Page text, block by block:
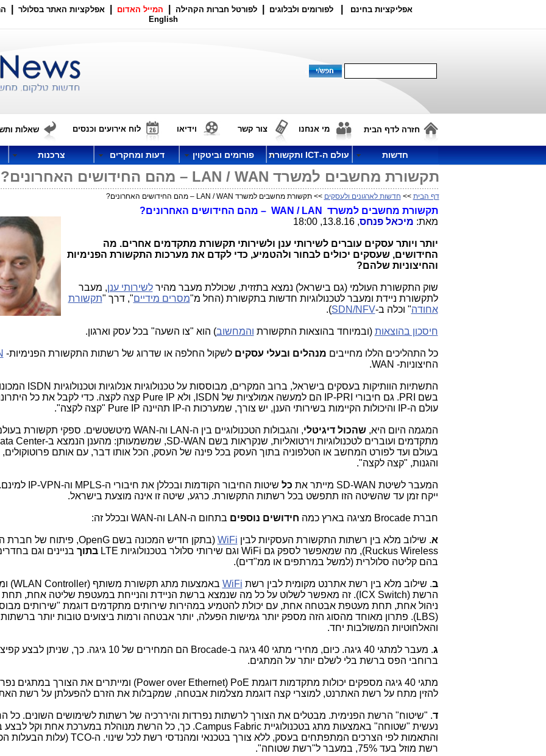
אפליקציות בחינם לפורומים ולבלוגים לפורטל חברות הקהילה המייל האדום אפלקציות האתר בסלולר
English
חזרה לדף הבית מי אנחנו צור קשר וידיאו לוח אירועים וכנסים שאלות
חדשות עולם ה-ICT ותקשורת פורומים וביטקוין דעות ומחקרים צרכנות
תקשורת מחשבים למשרד LAN / WAN – מהם החידושים האחרונים?
דף הבית >> חדשות לארגונים ולעסקים >> תקשורת מחשבים למשרד LAN / WAN – מהם החידושים האחרונים?
תקשורת מחשבים למשרד LAN
/
WAN – מהם החידושים האחרונים?
מאת: מיכאל פנחס, 13.8.16, 18:00
יותר ויותר עסקים עוברים לשירותי ענן ולשירותי תקשורת מתקדמים אחרים. מה
החידושים, שעסקים יכולים לבחור ולהטמיע, כדי לקדם את מערכות התקשורת הפנימיות
והחיצוניות שלהם?
שוק התקשורת העולמי (גם בישראל) נמצא בתזזית, שכוללת מעבר מהירלשירותי ענן, מעבר
לתקשורת ניידת ומעבר לטכנולוגיות חדשות בתקשורת (החל מ"מסרים מידיים", דרך "תקשורת
אחודה" וכלה ב-SDN/NFV
).
חיסכון בהוצאות (ובמיוחד בהוצאות התקשורת והמחשוב) הוא "צו השעה" בכל עסק וארגון.
כל התהליכים הללו מחייבים מנהלים ובעלי עסקים לשקול החלפה או שדרוג של רשתות התקשורת הפנימיות-
החיצוניות- WAN
.
התשתיות הוותיקות בעסקים בישראל, ברוב המקרים, מבוססות על טכנולוגיות אנלוגיות וטכנולוגיות ISDN
בשם PRI. גם חיבורי IP-PRI הם למעשה אמולציות של ISDN , ולא Pure IP קצה לקצה. כדי לקבל את כל
עולם ה-IP והיכולות הקיימות בשירותי הענן, יש צורך, שמערכות ה-IP תהיינה Pure IP "קצה לקצה".
המגמה היום היא,שהכול דיגיטלי, והגבולות הטכנולוגיים בין ה-LAN וה-WAN מיטשטשים. ספקי תקשורת
מתקדמים ועוברים לטכנולוגיות וירטואליות, שנקראות בשם SD-WAN, שמשמעותן: מהענן הנמצא ב-Center
בעולם ועד לפורט המחשב או הטלפוניה בתוך העסק בכל פינה של העסק, הכל אותו דבר, עם אותם פרוטוקולים,
והגנות, "קצה לקצה".
המעבר לשיטת SD-WAN מייתר את כל שיטות החיבור הקודמות ובכללן את חיבורי ה-MPLS וה-IP-VPN
ייקח זמן עד שהשיטה הזו תתפשט בכל רשתות התקשורת. כרגע, שיטה זו אינה מוצעת בישראל.
חברתBrocade מציגה בארץ כמה חידושים נוספים בתחום ה-LAN וה-WAN ובכלל זה:
א. שילוב מלא בין רשתות התקשורת העסקיות לבין WiFi (בתקן חדיש המכונה בשםOpenG, פיתוח של חברת
Ruckus Wireless), מה שמאפשר לספק גם WiFi וגם שירותי סלולר בטכנולוגיות LTE בתוך בניינים וגם
בהם קליטה סלולרית (למשל במרתפים או ממ"דים).
ב. שילוב מלא בין רשת אתרנט מקומית לבין רשת WiFi באמצעות מתג תקשורת משותף (WLAN Controller
)
הרשת (ICX Switch). זה מאפשר לשלוט על כל מה שנמצא ברשת הניידת והנייחת במעטפת שליטה אחת, תחת
ניהול אחת, תחת מעטפת אבטחה אחת, עם יכולת להטמיע במהירות שירותים מתקדמים דוגמת "שירותים
(
LBS). פתרון מאוחד מהסוג הזה מספק יותר גמישות הפעלה, יותר אבטחה ורמות ביצועים טובות יותר ברשתות
והאלחוטיות המשולבות יחד.
ג. מעבר למתגי 40 גיגה. כיום, מחירי מתגי 40 גיגה ב- Brocade
הם המחירים של 10 גיגה. כך, שניתן
ברוחבי הפס ברשת בלי לשלם יותר על המתגים.
מתגי 40 גיגה מספקים יכולות מתקדמות דוגמת PoE
(
Power over Ethernet) ומייתרים את הצורך במתגים
להזין מתח על רשת האתרנט, למוצרי קצה דוגמת מצלמות אבטחה, שמקבלות את הזרם להפעלתן על רשת
ד. "שיטוח" הרשת הפנימית. מבטלים את הצורך לרשתות נפרדות והיררכיה של רשתות לשימושים השונים. כל
נעשית "שטוחה" באמצעות מתג בטכנולוגייתCampus Fabric. כך, כל הרשת מנוהלת במערכת אחת וקל לבצע
והתאמות לפי הצרכים המתפתחים בעסק, ללא צורך בטכנאי ומהנדסי רשת לכל שינוי. ה-TCO (עלות הבעלות
רשת מוזל בעד 75%, במעבר ל"רשת שטוחה".